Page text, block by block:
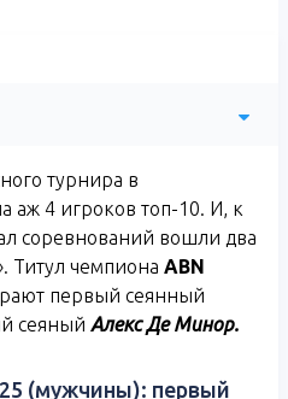
турнира в
аж 4 игроков топ-10. И, к
соревнований вошли два
Титул чемпиона ABN
первый сеянный
сеяный Алекс Де Минор.
(мужчины): первый